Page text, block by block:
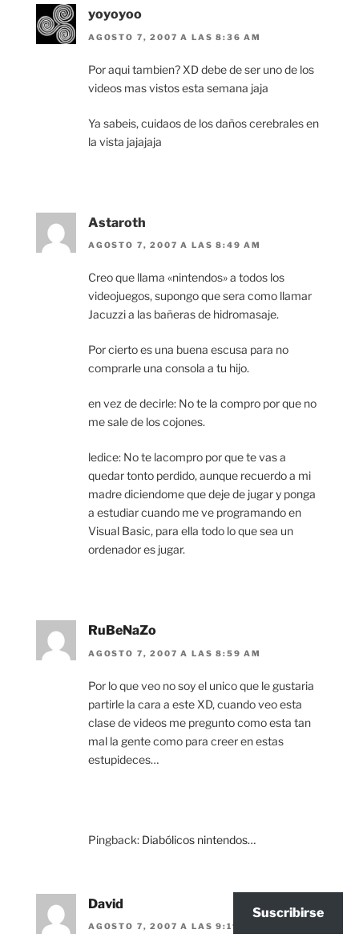
yoyoyoo
AGOSTO 7, 2007 A LAS 8:36 AM
Por aqui tambien? XD debe de ser uno de los
videos mas vistos esta semana jaja
Ya sabeis, cuidaos de los daños cerebrales en
la vista jajajaja
Astaroth
AGOSTO 7, 2007 A LAS 8:49 AM
Creo que llama «nintendos» a todos los
videojuegos, supongo que sera como llamar
Jacuzzi a las bañeras de hidromasaje.
Por cierto es una buena escusa para no
comprarle una consola a tu hijo.
en vez de decirle: No te la compro por que no
me sale de los cojones.
ledice: No te lacompro por que te vas a
quedar tonto perdido, aunque recuerdo a mi
madre diciendome que deje de jugar y ponga
a estudiar cuando me ve programando en
Visual Basic, para ella todo lo que sea un
ordenador es jugar.
RuBeNaZo
AGOSTO 7, 2007 A LAS 8:59 AM
Por lo que veo no soy el unico que le gustaria
partirle la cara a este XD, cuando veo esta
clase de videos me pregunto como esta tan
mal la gente como para creer en estas
estupideces…
Pingback: Diabólicos nintendos…
David
AGOSTO 7, 2007 A LAS 9:19 AM
Suscribirse